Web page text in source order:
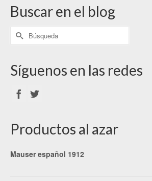
Buscar en el blog
Síguenos en las redes
Productos al azar
Mauser español 1912